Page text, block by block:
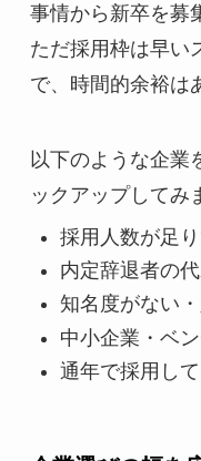
事情から新卒を募
ただ採用枠は早い
で、時間的余裕は
以下のような企業
ックアップしてみ
採用人数が足
内定辞退者の
知名度がない
中小企業・ベ
通年で採用し